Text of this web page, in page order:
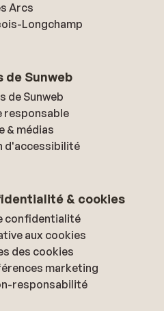
Arcs
Longchamp
de Sunweb
de Sunweb
responsable
& médias
d'accessibilité
& cookies
confidentialité
aux cookies
des cookies
marketing
responsabilité